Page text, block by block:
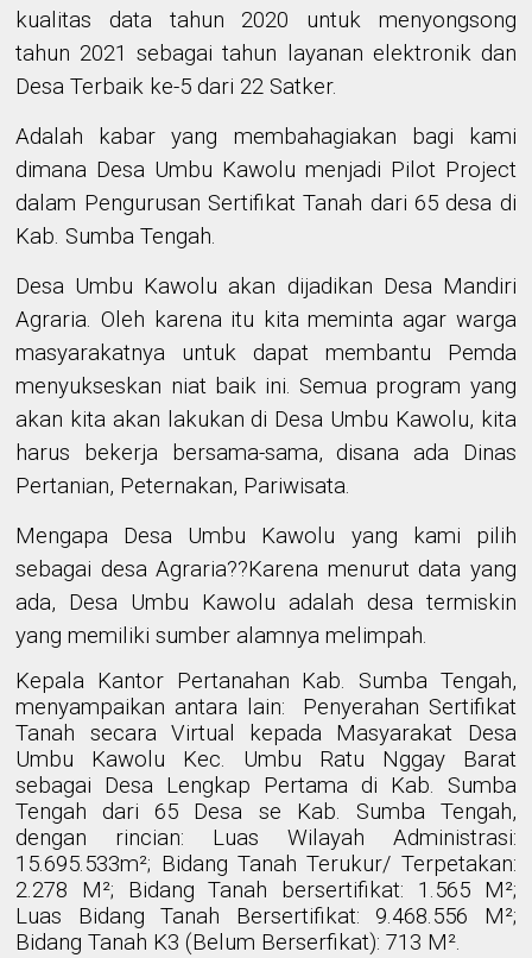
kualitas data tahun 2020 untuk menyongsong
tahun 2021 sebagai tahun layanan elektronik dan
Desa Terbaik ke-5 dari 22 Satker.
Adalah kabar yang membahagiakan bagi kami
dimana Desa Umbu Kawolu menjadi Pilot Project
dalam Pengurusan Sertifikat Tanah dari 65 desa di
Kab. Sumba Tengah.
Desa Umbu Kawolu akan dijadikan Desa Mandiri
Agraria. Oleh karena itu kita meminta agar warga
masyarakatnya untuk dapat membantu Pemda
menyukseskan niat baik ini. Semua program yang
akan kita akan lakukan di Desa Umbu Kawolu, kita
harus bekerja bersama-sama, disana ada Dinas
Pertanian, Peternakan, Pariwisata.
Mengapa Desa Umbu Kawolu yang kami pilih
sebagai desa Agraria??Karena menurut data yang
ada, Desa Umbu Kawolu adalah desa termiskin
yang memiliki sumber alamnya melimpah.
Kepala Kantor Pertanahan Kab. Sumba Tengah,
menyampaikan antara lain:
Penyerahan Sertifikat
Tanah secara Virtual kepada Masyarakat Desa
Umbu Kawolu Kec. Umbu Ratu Nggay Barat
sebagai Desa Lengkap Pertama di Kab. Sumba
Tengah dari 65 Desa se Kab. Sumba Tengah,
dengan rincian: Luas Wilayah Administrasi:
15.695.533m²; Bidang Tanah Terukur/ Terpetakan:
2.278 M²; Bidang Tanah bersertifikat: 1.565 M²;
Luas Bidang Tanah Bersertifikat: 9.468.556 M²;
Bidang Tanah K3 (Belum Berserfikat): 713 M².